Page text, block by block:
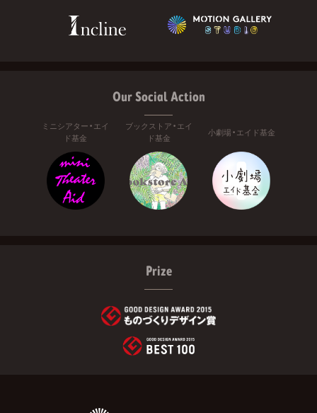
Our Social Action
ミニシアター・エイ
ド基金
ブックストア・エイ
ド基金
小劇場・エイド基金
Prize